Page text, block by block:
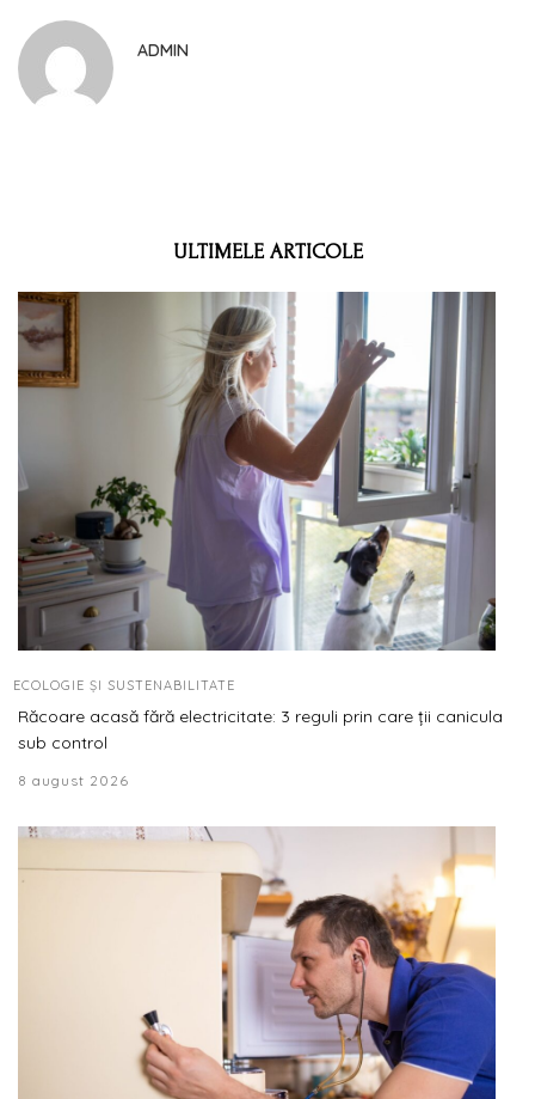
ADMIN
ULTIMELE ARTICOLE
ECOLOGIE ȘI SUSTENABILITATE
Răcoare acasă fără electricitate: 3 reguli prin care ții canicula
sub control
8 august 2026